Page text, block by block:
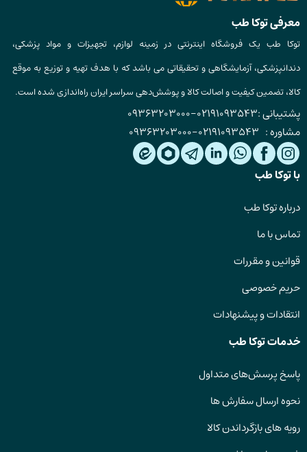
معرفی توکا طب
توکا طب یک فروشگاه اینترنتی در زمینه لوازم، تجهیزات و مواد پزشکی،
دندانپزشکی، آزمایشگاهی و تحقیقاتی می باشد که با هدف تهیه و توزیع به موقع
کالا، تضمین کیفیت و اصالت کالا و پوشش‌دهی سراسر ایران راه‌اندازی شده است.
پشتیبانی :02191093543
-
09363203000
مشاوره : 02191093543
-
09363203000
با توکا طب
درباره توکا طب
تماس با ما
قوانین و مقررات
حریم خصوصی
انتقادات و پیشنهادات
خدمات توکا طب
پاسخ پرسش‌های متداول
نحوه ارسال سفارش ها
رویه های بازگرداندن کالا